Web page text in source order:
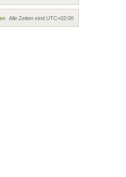
Alle Zeiten sind UTC+02:00